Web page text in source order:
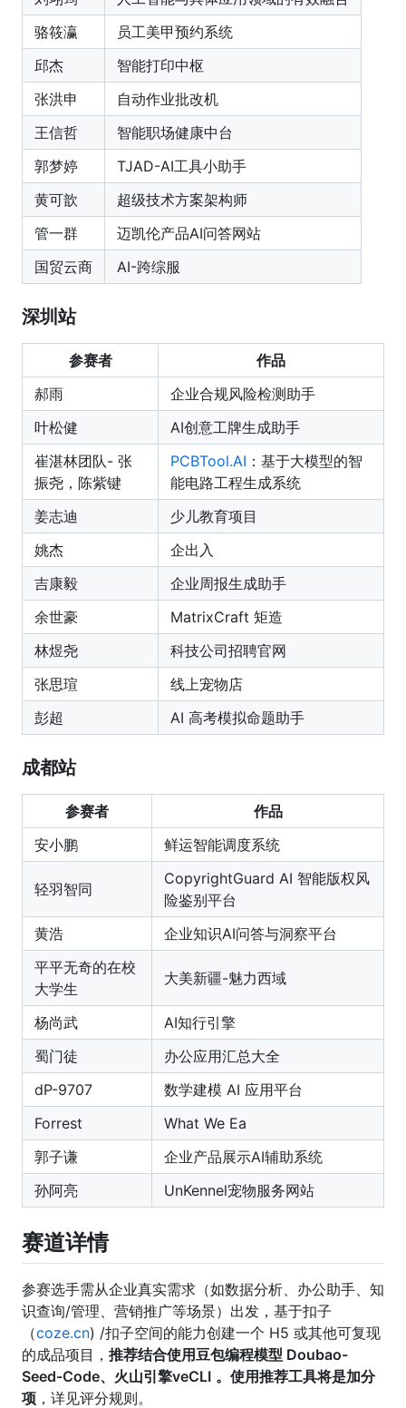
骆筱瀛
员工美甲预约系统
邱杰
智能打印中枢
张洪申
自动作业批改机
王信哲
智能职场健康中台
郭梦婷
TJAD-AI工具小助手
黄可歆
超级技术方案架构师
管一群
迈凯伦产品AI问答网站
国贸云商
AI-跨综服
深圳站
参赛者
作品
郝雨
企业合规风险检测助手
叶松健
AI创意工牌生成助手
崔湛林团队- 张
振尧，陈紫键
PCBTool.AI ：基于大模型的智
能电路工程生成系统
姜志迪
少儿教育项目
姚杰
企出入
吉康毅
企业周报生成助手
余世豪
MatrixCraft 矩造
林煜尧
科技公司招聘官网
张思瑄
线上宠物店
彭超
AI 高考模拟命题助手
成都站
参赛者
作品
安小鹏
鲜运智能调度系统
轻羽智同
CopyrightGuard AI 智能版权风
险鉴别平台
黄浩
企业知识AI问答与洞察平台
平平无奇的在校
大学生
大美新疆-魅力西域
杨尚武
AI知行引擎
蜀门徒
办公应用汇总大全
dP-9707
数学建模 AI 应用平台
Forrest
What We Ea
郭子谦
企业产品展示AI辅助系统
孙阿亮
UnKennel宠物服务网站
赛道详情
参赛选手需从企业真实需求（如数据分析、办公助手、知
识查询/管理、营销推广等场景）出发，基于扣子
（coze.cn) /扣子空间的能力创建一个 H5 或其他可复现
的成品项目， 推荐结合使用豆包编程模型 Doubao-
Seed-Code、火山引擎veCLI 。使用推荐工具将是加分
项 ，详见评分规则。